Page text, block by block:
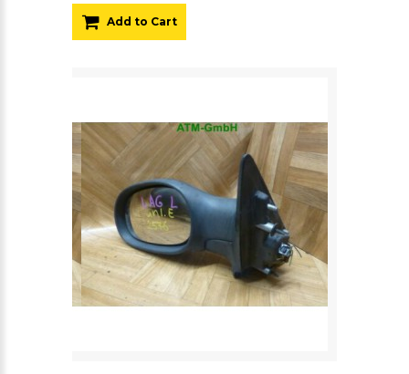
Add to Cart